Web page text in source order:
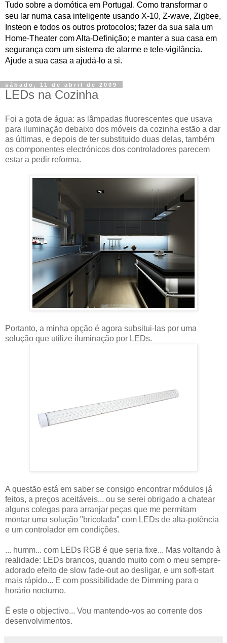
Tudo sobre a domótica em Portugal. Como transformar o
seu lar numa casa inteligente usando X-10, Z-wave, Zigbee,
Insteon e todos os outros protocolos; fazer da sua sala um
Home-Theater com Alta-Definição; e manter a sua casa em
segurança com um sistema de alarme e tele-vigilância.
Ajude a sua casa a ajudá-lo a si.
sábado, 11 de abril de 2009
LEDs na Cozinha
Foi a gota de água: as lâmpadas fluorescentes que usava
para iluminação debaixo dos móveis da cozinha estão a dar
as últimas, e depois de ter substituido duas delas, também
os componentes electrónicos dos controladores parecem
estar a pedir reforma.
Portanto, a minha opção é agora subsitui-las por uma
solução que utilize iluminação por LEDs.
A questão está em saber se consigo encontrar módulos já
feitos, a preços aceitáveis... ou se serei obrigado a chatear
alguns colegas para arranjar peças que me permitam
montar uma solução "bricolada" com LEDs de alta-potência
e um controlador em condições.
... humm... com LEDs RGB é que seria fixe... Mas voltando à
realidade: LEDs brancos, quando muito com o meu sempre-
adorado efeito de slow fade-out ao desligar, e um soft-start
mais rápido... E com possibilidade de Dimming para o
horário nocturno.
É este o objectivo... Vou mantendo-vos ao corrente dos
desenvolvimentos.